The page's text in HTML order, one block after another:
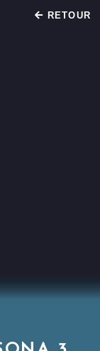
RETOUR